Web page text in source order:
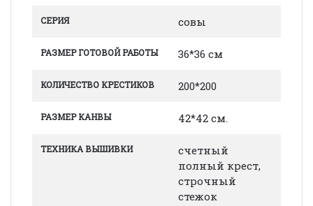
СЕРИЯ совы
РАЗМЕР ГОТОВОЙ РАБОТЫ 36*36 см
КОЛИЧЕСТВО КРЕСТИКОВ 200*200
РАЗМЕР КАНВЫ 42*42 см.
ТЕХНИКА ВЫШИВКИ
счетный
полный крест,
строчный
стежок